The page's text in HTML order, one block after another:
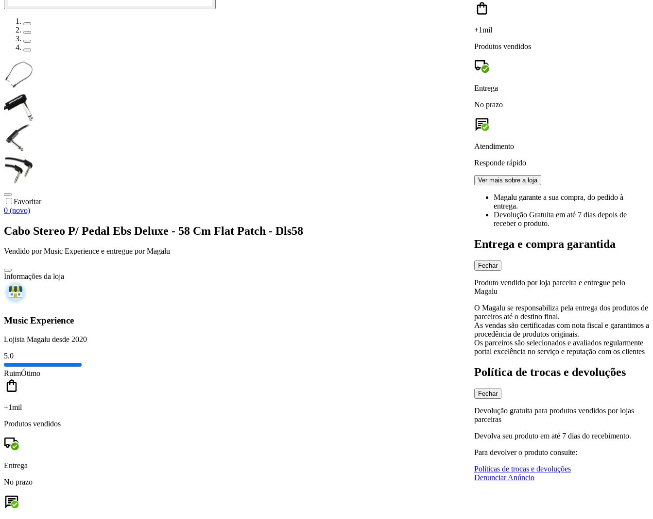
Favoritar
0 (novo)
Cabo Stereo P/ Pedal Ebs Deluxe - 58 Cm Flat Patch - Dls58
Vendido porMusic Experience e entregue por Magalu
Informações da loja
Music Experience
Lojista Magalu desde 2020
5.0
RuimÓtimo
+1mil
Produtos vendidos
Entrega
No prazo
+1mil
Produtos vendidos
Entrega
No prazo
Atendimento
Responde rápido
Ver mais sobre a loja
Magalu garante a sua compra, do pedido à
entrega.
Devolução Gratuita em até 7 dias depois de
receber o produto.
Entrega e compra garantida
Fechar
Produto vendido por loja parceira e entregue pelo
Magalu
O Magalu se responsabiliza pela entrega dos produtos de
parceiros até o destino final.
As vendas são certificadas com nota fiscal e garantimos a
procedência de produtos originais.
Os parceiros são selecionados e avaliados regularmente
portal excelência no serviço e reputação com os clientes
Política de trocas e devoluções
Fechar
Devolução gratuita para produtos vendidos por lojas
parceiras
Devolva seu produto em até 7 dias do recebimento.
Para devolver o produto consulte:
Políticas de trocas e devoluções
Denunciar Anúncio